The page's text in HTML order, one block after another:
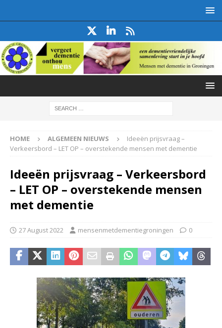
HOME ALGEMEEN NIEUWS
Ideeën prijsvraag –
Verkeersbord – LET OP – overstekende mensen met dementie
Ideeën prijsvraag – Verkeersbord
– LET OP – overstekende mensen
met dementie
27 August 2022 mensenmetdementiegroningen 0